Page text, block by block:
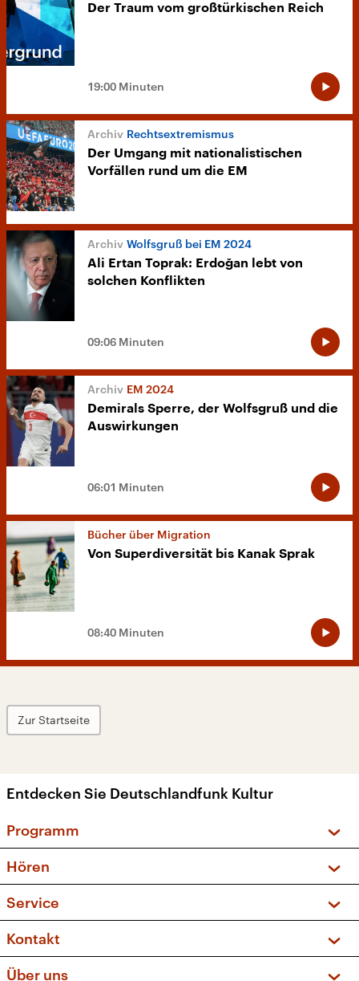
Der Traum vom großtürkischen Reich
19:00 Minuten
Rechtsextremismus
Der Umgang mit nationalistischen
Vorfällen rund um die EM
Wolfsgruß bei EM 2024
Ali Ertan Toprak: Erdoğan lebt von
solchen Konflikten
09:06 Minuten
EM 2024
Demirals Sperre, der Wolfsgruß und die
Auswirkungen
06:01 Minuten
Bücher über Migration
Von Superdiversität bis Kanak Sprak
08:40 Minuten
Zur Startseite
Entdecken Sie Deutschlandfunk Kultur
Programm
Sendungen und Podcasts
Musikliste
Kakadu – Das Kinderprogramm
Hören
Frequenzen (UKW + DAB+)
Service
FAQ
Apps
Kontakt
Über uns